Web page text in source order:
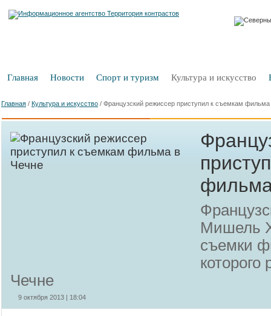
Главная Новости Спорт и туризм Культура и искусство
Главная / Культура и искусство / Французский режиссер приступил к съемкам
Мишель
съемки
которого
Чечне
9 октября 2013 | 18:04